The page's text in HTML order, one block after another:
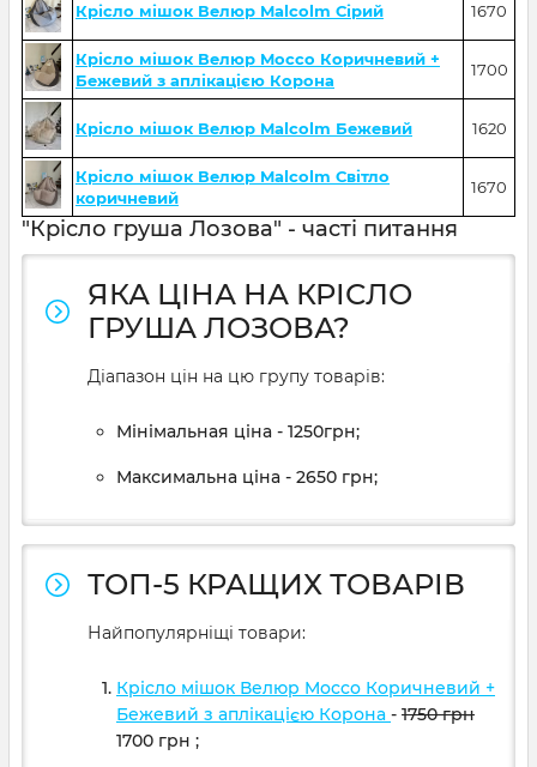
Крісло мішок Велюр Malcolm Сірий 1670
Крісло мішок Велюр Mocco Коричневий +
Бежевий з аплікацією Корона
1700
Крісло мішок Велюр Malcolm Бежевий 1620
Крісло мішок Велюр Malcolm Світло
коричневий
1670
"Крісло груша Лозова" - часті питання
ЯКА ЦІНА НА КРІСЛО
ГРУША ЛОЗОВА?
Діапазон цін на цю групу товарів:
Мінімальная ціна - 1250грн;
Максимальна ціна - 2650 грн;
ТОП-5 КРАЩИХ ТОВАРІВ
Найпопулярніщі товари:
Крісло мішок Велюр Mocco Коричневий +
Бежевий з аплікацією Корона - 1750грн
1700 грн ;